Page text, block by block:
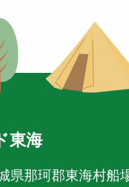
東海
県那珂郡東海村船